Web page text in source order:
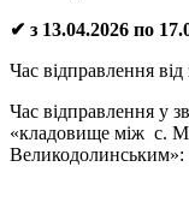
✔ з 13.04.2026 по
Час відправлення
Час відправлення у
«кладовище між с.
Великодолинським»: